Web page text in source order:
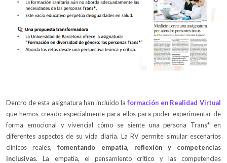
Dentro de esta asignatura han incluido laformación en Realidad Virtual
que hemos creado especialmente para ellos para poder experimentar de
forma emocional y vivencial cómo se siente una persona Trans* en
diferentes aspectos de su vida diaria. La RV permite simular escenarios
clínicos reales,fomentando empatía, reflexión y competencias
inclusivas. La empatía, el pensamiento crítico y las competencias